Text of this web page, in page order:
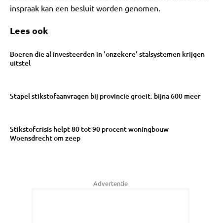
inspraak kan een besluit worden genomen.
Lees ook
Boeren die al investeerden in 'onzekere' stalsystemen krijgen
uitstel
Stapel stikstofaanvragen bij provincie groeit: bijna 600 meer
Stikstofcrisis helpt 80 tot 90 procent woningbouw
Woensdrecht om zeep
Advertentie